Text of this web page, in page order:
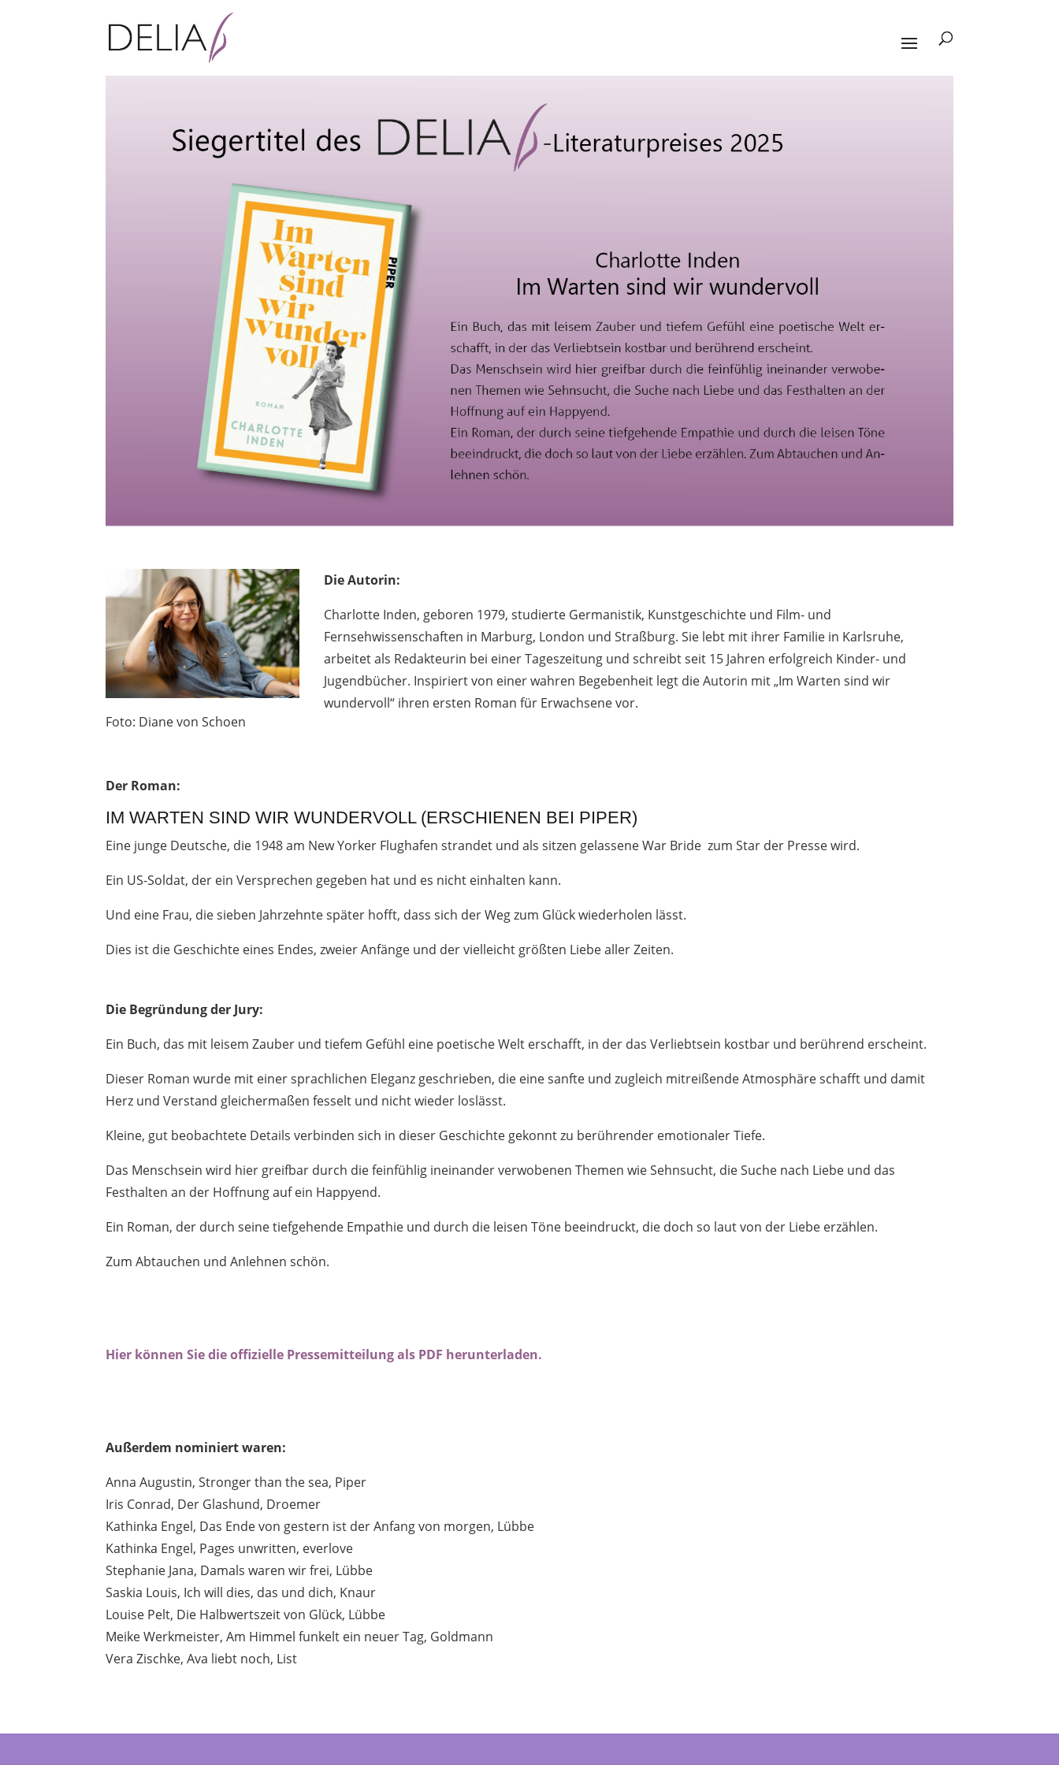
Foto: Diane von Schoen
Die Autorin:
Charlotte Inden, geboren 1979, studierte Germanistik, Kunstgeschichte und Film- und
Fernsehwissenschaften in Marburg, London und Straßburg. Sie lebt mit ihrer Familie in Karlsruhe,
arbeitet als Redakteurin bei einer Tageszeitung und schreibt seit 15 Jahren erfolgreich Kinder- und
Jugendbücher. Inspiriert von einer wahren Begebenheit legt die Autorin mit „Im Warten sind wir
wundervoll“ ihren ersten Roman für Erwachsene vor.
Der Roman:
IM WARTEN SIND WIR WUNDERVOLL (ERSCHIENEN BEI PIPER)
Eine junge Deutsche, die 1948 am New Yorker Flughafen strandet und als sitzen gelassene War Bride zum Star der Presse wird.
Ein US-Soldat, der ein Versprechen gegeben hat und es nicht einhalten kann.
Und eine Frau, die sieben Jahrzehnte später hofft, dass sich der Weg zum Glück wiederholen lässt.
Dies ist die Geschichte eines Endes, zweier Anfänge und der vielleicht größten Liebe aller Zeiten.
Die Begründung der Jury:
Ein Buch, das mit leisem Zauber und tiefem Gefühl eine poetische Welt erschafft, in der das Verliebtsein kostbar und berührend erscheint.
Dieser Roman wurde mit einer sprachlichen Eleganz geschrieben, die eine sanfte und zugleich mitreißende Atmosphäre schafft und damit
Herz und Verstand gleichermaßen fesselt und nicht wieder loslässt.
Kleine, gut beobachtete Details verbinden sich in dieser Geschichte gekonnt zu berührender emotionaler Tiefe.
Das Menschsein wird hier greifbar durch die feinfühlig ineinander verwobenen Themen wie Sehnsucht, die Suche nach Liebe und das
Festhalten an der Hoffnung auf ein Happyend.
Ein Roman, der durch seine tiefgehende Empathie und durch die leisen Töne beeindruckt, die doch so laut von der Liebe erzählen.
Zum Abtauchen und Anlehnen schön.
Hier können Sie die offizielle Pressemitteilung als PDF herunterladen.
Außerdem nominiert waren:
Anna Augustin, Stronger than the sea, Piper
Iris Conrad, Der Glashund, Droemer
Kathinka Engel, Das Ende von gestern ist der Anfang von morgen, Lübbe
Kathinka Engel, Pages unwritten, everlove
Stephanie Jana, Damals waren wir frei, Lübbe
Saskia Louis, Ich will dies, das und dich, Knaur
Louise Pelt, Die Halbwertszeit von Glück, Lübbe
Meike Werkmeister, Am Himmel funkelt ein neuer Tag, Goldmann
Vera Zischke, Ava liebt noch, List